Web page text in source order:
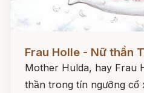
Frau Holle - Nữ thần
Mother Hulda, hay Frau
thần trong tín ngưỡng cổ